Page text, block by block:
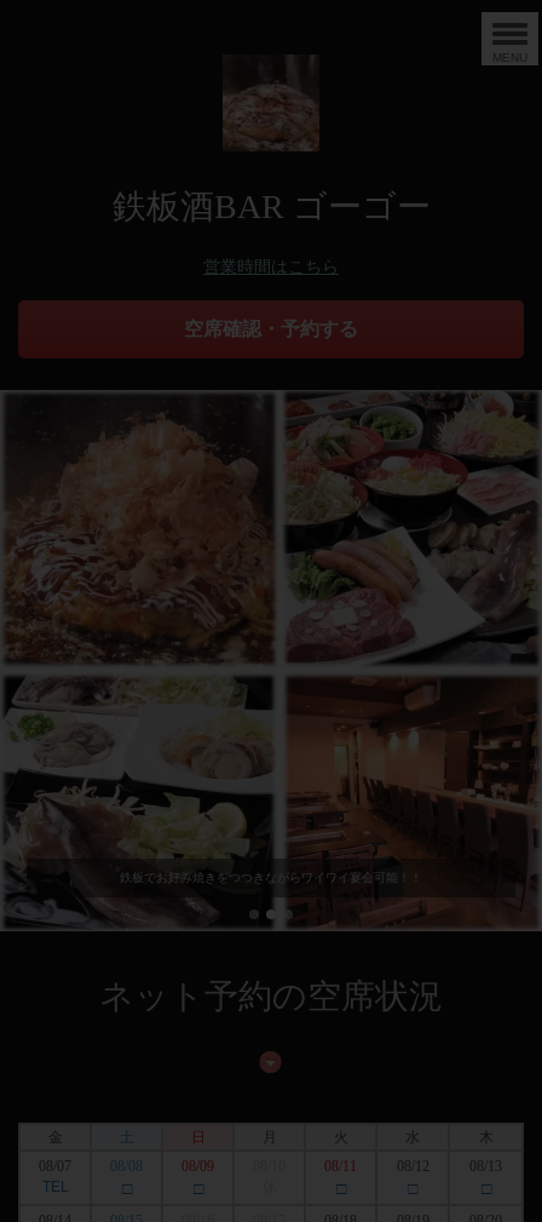
MENU
鉄板酒BAR ゴーゴー
営業時間はこちら
空席確認・予約する
鉄板でお好み焼きをつつきながらワイワイ宴会可能！！
ネット予約の空席状況
金 土 日 火 水
木
08/07
TEL
08/08
□
08/09
□
08/11
□
08/12
□
08/13
□